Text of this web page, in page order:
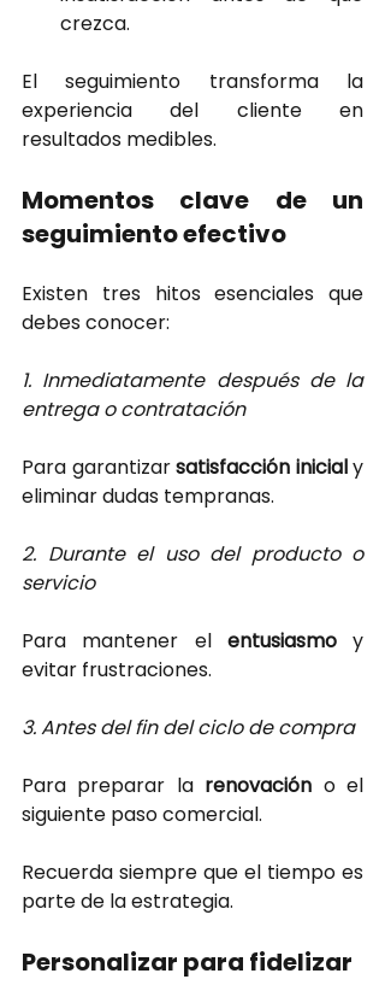
crezca.
El seguimiento transforma la
experiencia del cliente en
resultados medibles.
Momentos clave de un
seguimiento efectivo
Existen tres hitos esenciales que
debes conocer:
1. Inmediatamente después de la
entrega o contratación
Para garantizarsatisfacción inicial y
eliminar dudas tempranas.
2. Durante el uso del producto o
servicio
Para mantener el entusiasmo y
evitar frustraciones.
3. Antes del fin del ciclo de compra
Para preparar la renovación o el
siguiente paso comercial.
Recuerda siempre que el tiempo es
parte de la estrategia.
Personalizar para fidelizar